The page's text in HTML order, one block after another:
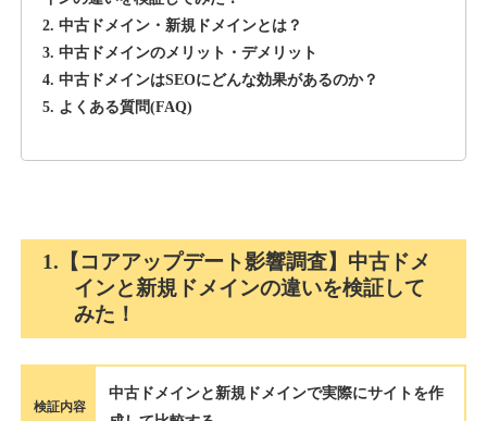
詳細を見る
ジャンル その他
DA42 外部リンク数740 ドメイン年齢13年
3,300円 入札 2件
詳細を見る
holocardstrategy.jp
ジャンル趣味
DA40 外部リンク数
3,300円 入札 3件
2. 中古ドメイン・新規ドメインとは？
3. 中古ドメインのメリット・デメリット
4. 中古ドメインはSEOにどんな効果があるのか？
5. よくある質問(FAQ)
1.【コアアップデート影響調査】中古ドメ
インと新規ドメインの違いを検証して
みた！
検証内容
中古ドメインと新規ドメインで実際にサイトを作